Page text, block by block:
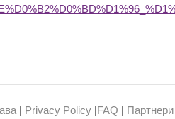
| Privacy Policy |FAQ | Партнери